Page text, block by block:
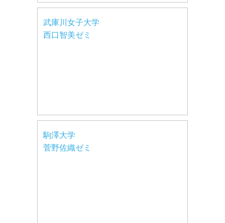
武庫川女子大学
西口智美ゼミ
駒澤大学
菅野佐織ゼミ